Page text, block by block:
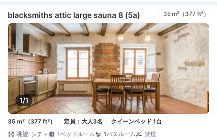
blacksmiths attic large sauna 8 (5a) 35 m²（377 ft²）
1/1
35 m²（377 ft²） 定員：大人3名
クイーンベッド 1台
眺望: シティ
1ベッドルーム 1バスルーム 禁煙